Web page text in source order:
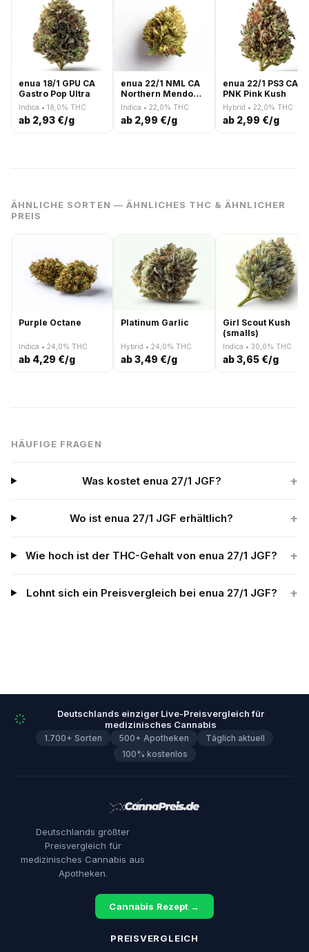
enua 18/1 GPU CA
Gastro Pop Ultra
Indica • 18,0% THC
ab 2,93 €/g
enua 22/1 NML CA
Northern Mendo
Lights
Indica • 22,0% THC
ab 2,99 €/g
enua 22/1 PS3 CA
PNK Pink Kush
Hybrid • 22,0% THC
ab 2,99 €/g
ÄHNLICHE SORTEN — ÄHNLICHES THC & ÄHNLICHER
PREIS
Purple Octane
Indica • 24,0% THC
ab 4,29 €/g
Platinum Garlic
Hybrid • 24,0% THC
ab 3,49 €/g
Girl Scout Kush
(smalls)
Indica • 30,0% THC
ab 3,65 €/g
HÄUFIGE FRAGEN
Was kostet enua 27/1 JGF? +
Wo ist enua 27/1 JGF erhältlich? +
Wie hoch ist der THC-Gehalt von enua 27/1 JGF? +
Lohnt sich ein Preisvergleich bei enua 27/1 JGF? +
Deutschlands einziger Live-Preisvergleich für
medizinisches Cannabis
1.700+ Sorten 500+ Apotheken
Täglich aktuell
100% kostenlos
Deutschlands größter
Preisvergleich für
medizinisches Cannabis aus
Apotheken.
Cannabis Rezept →
PREISVERGLEICH